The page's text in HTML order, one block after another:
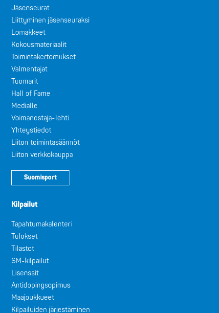
Jäsenseurat
Liittyminen jäsenseuraksi
Lomakkeet
Kokousmateriaalit
Toimintakertomukset
Valmentajat
Tuomarit
Hall of Fame
Medialle
Voimanostaja-lehti
Yhteystiedot
Liiton toimintasäännöt
Liiton verkkokauppa
Suomisport
Kilpailut
Tapahtumakalenteri
Tulokset
Tilastot
SM-kilpailut
Lisenssit
Antidopingsopimus
Maajoukkueet
Kilpailuiden järjestäminen